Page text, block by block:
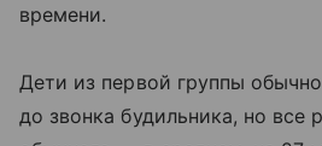
времени.
Дети из первой группы
до звонка будильника, но все